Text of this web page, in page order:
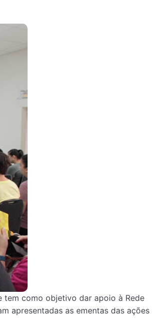
tem como objetivo dar apoio à Rede
apresentadas as ementas das ações